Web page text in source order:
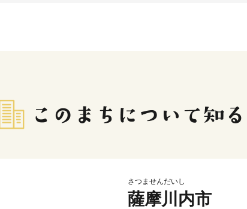
さつませんだいし
薩摩川内市